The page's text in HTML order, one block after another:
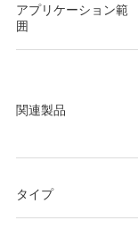
アプリケーション範
囲
関連製品
タイプ